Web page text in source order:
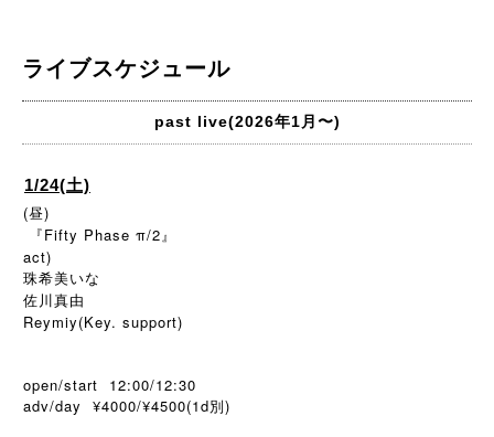
ライブスケジュール
past live(2026年1月〜)
1/24(土)
(昼)
『Fifty Phase π/2』
act)
珠希美いな
佐川真由
Reymiy(Key. support)
open/start 12:00/12:30
adv/day ¥4000/¥4500(1d別 )